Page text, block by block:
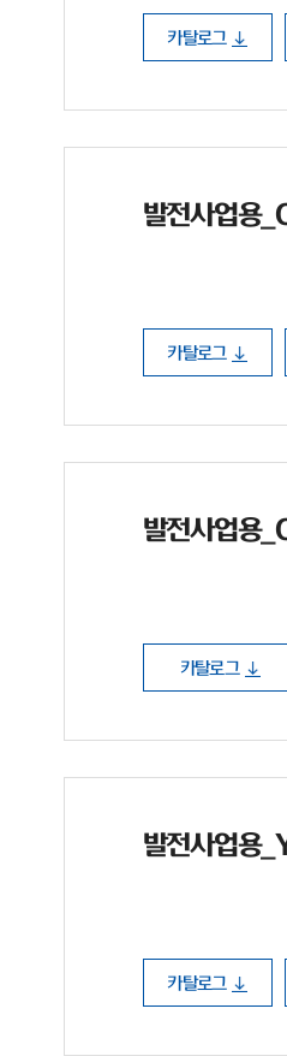
카탈로그
발전사업용
카탈로그
발전사업용
카탈로그
발전사업용
카탈로그